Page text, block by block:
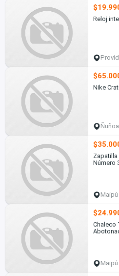
Reloj
Nike
Ñuñoa
Zapatilla
Número
Maipú
Chaleco
Maipú